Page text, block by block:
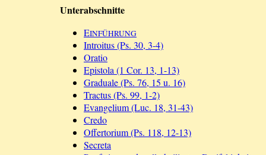
Unterabschnitte
EINFÜHRUNG
Introitus (Ps. 30, 3-4)
Oratio
Epistola (1 Cor. 13, 1-13)
Graduale (Ps. 76, 15 u. 16)
Tractus (Ps. 99, 1-2)
Evangelium (Luc. 18, 31-43)
Credo
Offertorium (Ps. 118, 12-13)
Secreta